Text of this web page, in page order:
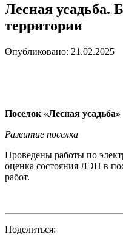
Лесная усадьба.
территории
Опубликовано: 21.02.2025
Поселок «Лесная усадьба»
Развитие поселка
Проведены работы по
оценка состояния ЛЭП в
работ.
Поделиться: